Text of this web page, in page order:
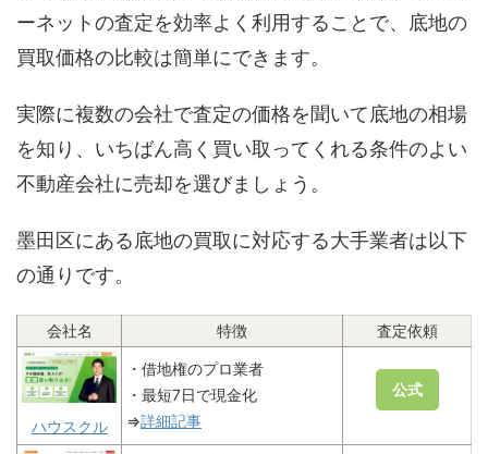
ーネットの査定を効率よく利用することで、底地の
買取価格の比較は簡単にできます。
実際に複数の会社で査定の価格を聞いて底地の相場
を知り、いちばん高く買い取ってくれる条件のよい
不動産会社に売却を選びましょう。
墨田区にある底地の買取に対応する大手業者は以下
の通りです。
会社名 特徴 査定依頼
ハウスクル
・借地権のプロ業者
・最短7日で現金化
⇒詳細記事
公式